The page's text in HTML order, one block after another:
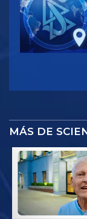
MÁS DE